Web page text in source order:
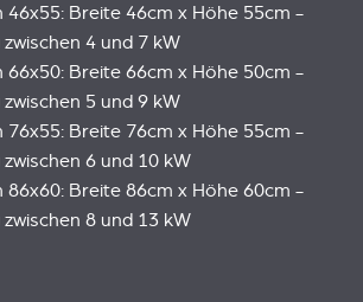
46x55: Breite 46cm x Höhe 55cm -
4 und 7 kW
66x50: Breite 66cm x Höhe 50cm -
5 und 9 kW
76x55: Breite 76cm x Höhe 55cm -
6 und 10 kW
86x60: Breite 86cm x Höhe 60cm -
8 und 13 kW